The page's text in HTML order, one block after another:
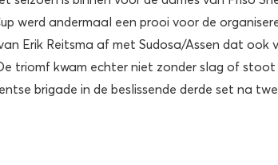
werd andermaal een prooi voor de
Erik Reitsma af met Sudosa/Assen dat ook
triomf kwam echter niet zonder slag of
brigade in de beslissende derde set na